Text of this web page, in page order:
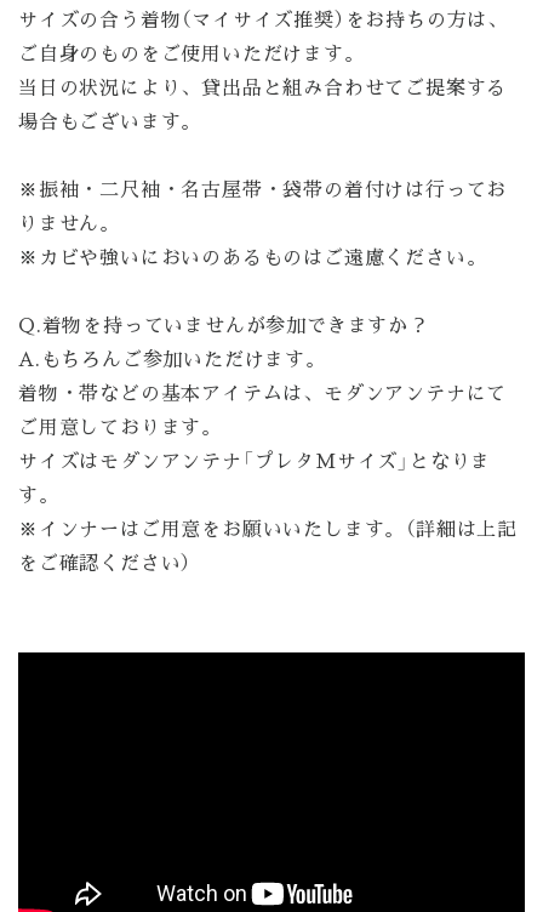
サイズの合う着物（マイサイズ推奨）をお持ちの方は、
ご自身のものをご使用いただけます。
当日の状況により、貸出品と組み合わせてご提案する
場合もございます。
※振袖・二尺袖・名古屋帯・袋帯の着付けは行ってお
りません。
※カビや強いにおいのあるものはご遠慮ください。
Q.着物を持っていませんが参加できますか？
A.もちろんご参加いただけます。
着物・帯などの基本アイテムは、モダンアンテナにて
ご用意しております。
サイズはモダンアンテナ「プレタMサイズ」となりま
す。
※インナーはご用意をお願いいたします。（詳細は上記
をご確認ください）